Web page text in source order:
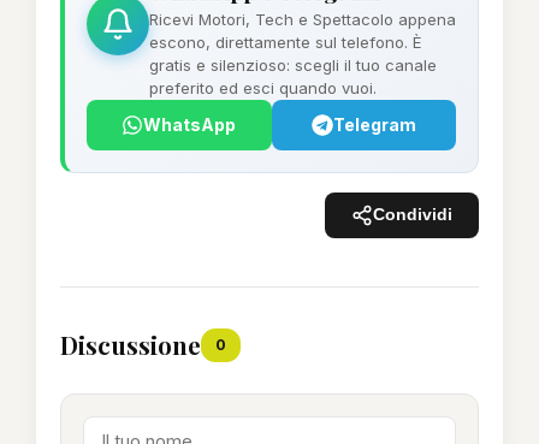
Ricevi Motori, Tech e Spettacolo appena
escono, direttamente sul telefono. È
gratis e silenzioso: scegli il tuo canale
preferito ed esci quando vuoi.
WhatsApp Telegram
Condividi
Discussione 0